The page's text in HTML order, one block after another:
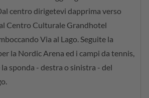
centro dirigetevi dapprima verso
Centro Culturale Grandhotel
Via al Lago. Seguite la
la Nordic Arena ed i campi da tennis,
sponda - destra o sinistra - del